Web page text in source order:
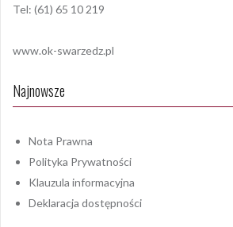
Tel: (61) 65 10 219
www.ok-swarzedz.pl
Najnowsze
Nota Prawna
Polityka Prywatności
Klauzula informacyjna
Deklaracja dostępności